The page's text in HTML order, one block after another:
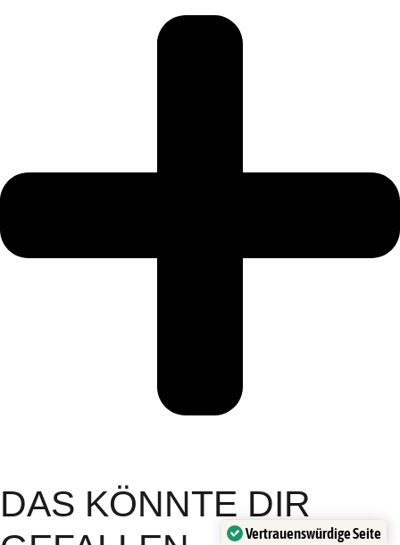
DAS KÖNNTE DIR
Vertrauenswürdige Seite